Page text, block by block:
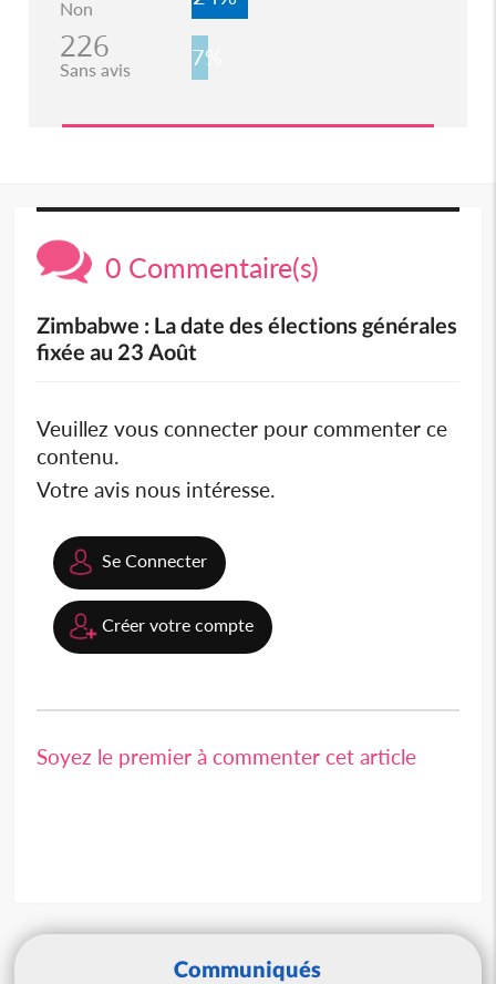
Non
226
Sans avis 7%
0 Commentaire(s)
Zimbabwe : La date des élections générales
fixée au 23 Août
Veuillez vous connecter pour commenter ce
contenu.
Votre avis nous intéresse.
Se Connecter
Créer votre compte
Soyez le premier à commenter cet article
Communiqués